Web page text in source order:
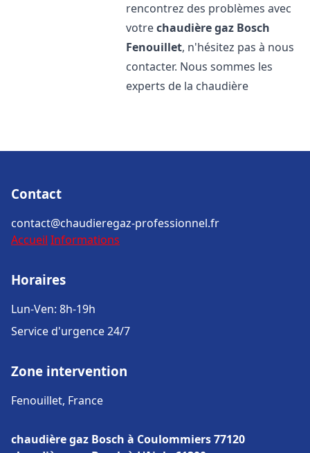
rencontrez des problèmes avec
votrechaudière gaz Bosch
Fenouillet, n'hésitez pas à nous
contacter. Nous sommes les
experts de la chaudière
Contact
contact@chaudieregaz-professionnel.fr
Accueil Informations
Horaires
Lun-Ven: 8h-19h
Service d'urgence 24/7
Zone intervention
Fenouillet, France
chaudière gaz Bosch à Coulommiers 77120